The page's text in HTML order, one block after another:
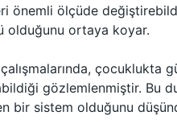
önemli ölçüde
olduğunu ortaya koyar.
çocuklukta
gözlemlenmiştir. Bu
bir sistem olduğunu